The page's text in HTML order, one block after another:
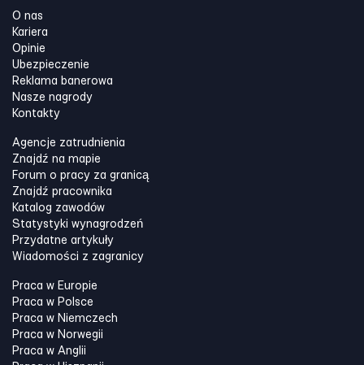
O nas
Kariera
Opinie
Ubezpieczenie
Reklama banerowa
Nasze nagrody
Kontakty
Agencje zatrudnienia
Znajdź na mapie
Forum o pracy za granicą
Znajdź pracownika
Katalog zawodów
Statystyki wynagrodzeń
Przydatne artykuły
Wiadomości z zagranicy
Praca w Europie
Praca w Polsce
Praca w Niemczech
Praca w Norwegii
Praca w Anglii